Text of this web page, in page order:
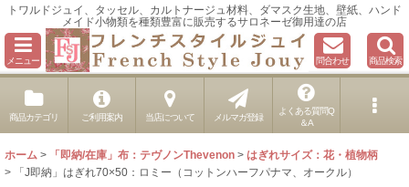
トワルドジュイ、タッセル、カルトナージュ材料、ダマスク生地、壁紙、ハンド
メイド小物類を種類豊富に販売するサロネーゼ御用達の店
メニュー 問合わせ 商品検索
商品カテゴリ ご利用案内 当店について メルマガ登録
よくある質問Q
＆A
ホーム > 「即納/在庫」布：テヴノンThevenon > はぎれサイズ：花・植物柄
>
「J即納」はぎれ70×50：ロミー（コットンハーフパナマ、オークル）